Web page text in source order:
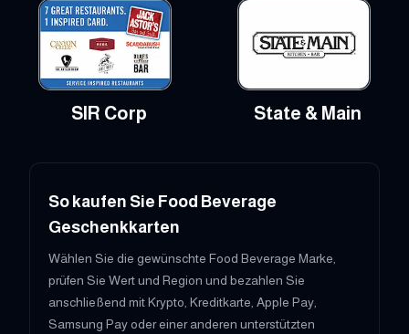
SIR Corp State & Main
So kaufen Sie Food Beverage
Geschenkkarten
Wählen Sie die gewünschte Food Beverage Marke,
prüfen Sie Wert und Region und bezahlen Sie
anschließend mit Krypto, Kreditkarte, Apple Pay,
Samsung Pay oder einer anderen unterstützten